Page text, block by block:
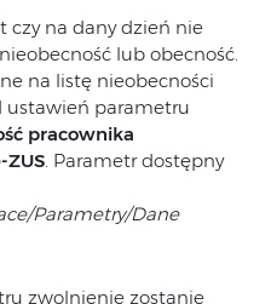
czy na dany dzień nie
lub obecność.
na listę nieobecności
ustawień parametru
pracownika
. Parametr dostępny
Parametry/Dane
zwolnienie zostanie